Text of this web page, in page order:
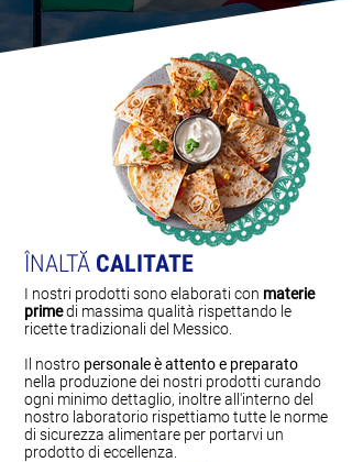
ÎNALTĂ CALITATE
I nostri prodotti sono elaborati con materie
primedi massima qualità rispettando le
ricette tradizionali del Messico.
Il nostro personale è attento e preparato
nella produzione dei nostri prodotti curando
ogni minimo dettaglio, inoltre all'interno del
nostro laboratorio rispettiamo tutte le norme
di sicurezza alimentare per portarvi un
prodotto di eccellenza.